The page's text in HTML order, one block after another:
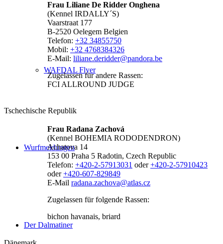
WAFDAL Flyer
Wurfmeldungen
Der Dalmatiner
Frau Liliane De Ridder Onghena
(Kennel IRDALLY´S)
Vaarstraat 177
B-2520 Oelegem Belgien
Telefon: +32 34855750
Mobil: +32 4768384326
E-Mail: liliane.deridder@pandora.be
Zugelassen für andere Rassen:
FCI ALLROUND JUDGE
Tschechische Republik
Frau Radana Zachová
(Kennel BOHEMIA RODODENDRON)
Achatova 14
153 00 Praha 5 Radotin, Czech Republic
Telefon: +420-2-57913031 oder+420-2-57910423
oder+420-607-829849
E-Mail radana.zachova@atlas.cz
Zugelassen für folgende Rassen:
bichon havanais, briard